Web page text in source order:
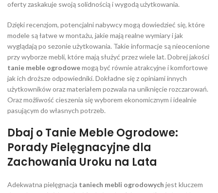
oferty zaskakuje swoją solidnością i wygodą użytkowania.
Dzięki recenzjom, potencjalni nabywcy mogą dowiedzieć się, które
modele są łatwe w montażu, jakie mają realne wymiary i jak
wyglądają po sezonie użytkowania. Takie informacje są nieocenione
przy wyborze mebli, które mają służyć przez wiele lat. Dobrej jakości
tanie meble ogrodowemogą być równie atrakcyjne i komfortowe
jak ich droższe odpowiedniki. Dokładne się z opiniami innych
użytkowników oraz materiałem pozwala na uniknięcie rozczarowań.
Oraz możliwość cieszenia się wyborem ekonomicznym i idealnie
pasującym do własnych potrzeb.
Dbaj o Tanie Meble Ogrodowe:
Porady Pielęgnacyjne dla
Zachowania Uroku na Lata
Adekwatna pielęgnacja taniech mebli ogrodowych jest kluczem